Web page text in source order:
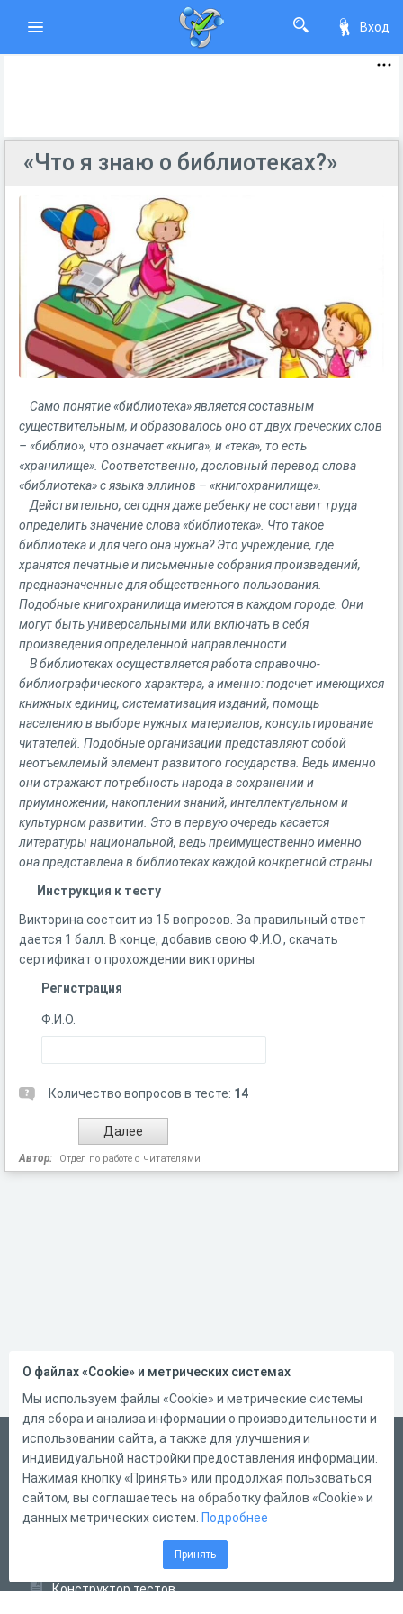
Вход
«Что я знаю о библиотеках?»
Само понятие «библиотека» является составным
существительным, и образовалось оно от двух греческих слов
– «библио», что означает «книга», и «тека», то есть
«хранилище». Соответственно, дословный перевод слова
«библиотека» с языка эллинов – «книгохранилище».
Действительно, сегодня даже ребенку не составит труда
определить значение слова «библиотека». Что такое
библиотека и для чего она нужна? Это учреждение, где
хранятся печатные и письменные собрания произведений,
предназначенные для общественного пользования.
Подобные книгохранилища имеются в каждом городе. Они
могут быть универсальными или включать в себя
произведения определенной направленности.
В библиотеках осуществляется работа справочно-
библиографического характера, а именно: подсчет имеющихся
книжных единиц, систематизация изданий, помощь
населению в выборе нужных материалов, консультирование
читателей. Подобные организации представляют собой
неотъемлемый элемент развитого государства. Ведь именно
они отражают потребность народа в сохранении и
приумножении, накоплении знаний, интеллектуальном и
культурном развитии. Это в первую очередь касается
литературы национальной, ведь преимущественно именно
она представлена в библиотеках каждой конкретной страны.
Инструкция к тесту
Викторина состоит из 15 вопросов. За правильный ответ
дается 1 балл. В конце, добавив свою Ф.И.О., скачать
сертификат о прохождении викторины
Регистрация
Ф.И.О.
Количество вопросов в тесте: 14
Автор: Отдел по работе с читателями
Русский
Справка
Форма обратной связи
Конструктор тестов
О файлах «Cookie» и метрических системах
Мы используем файлы «Cookie» и метрические системы
для сбора и анализа информации о производительности и
использовании сайта, а также для улучшения и
индивидуальной настройки предоставления информации.
Нажимая кнопку «Принять» или продолжая пользоваться
сайтом, вы соглашаетесь на обработку файлов «Cookie» и
данных метрических систем. Подробнее
Принять